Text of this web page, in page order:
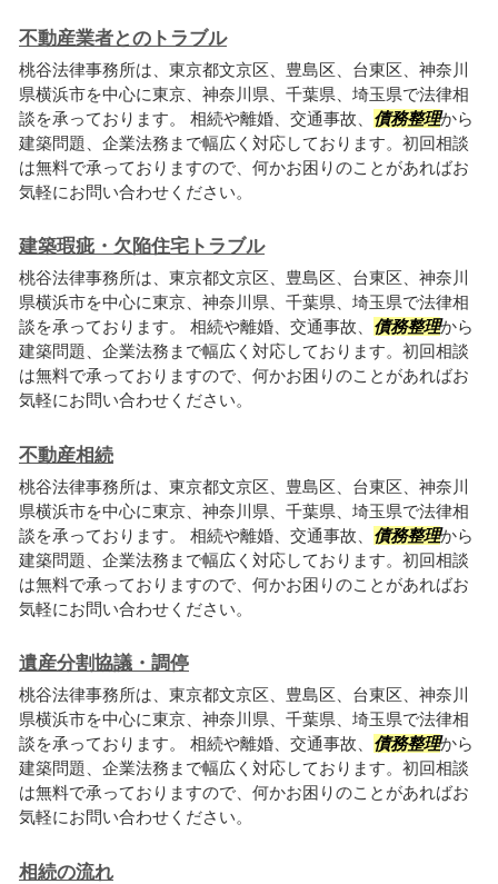
不動産業者とのトラブル
桃谷法律事務所は、東京都文京区、豊島区、台東区、神奈川
県横浜市を中心に東京、神奈川県、千葉県、埼玉県で法律相
談を承っております。 相続や離婚、交通事故、 債務整理から
建築問題、企業法務まで幅広く対応しております。初回相談
は無料で承っておりますので、何かお困りのことがあればお
気軽にお問い合わせください。
建築瑕疵・欠陥住宅トラブル
桃谷法律事務所は、東京都文京区、豊島区、台東区、神奈川
県横浜市を中心に東京、神奈川県、千葉県、埼玉県で法律相
談を承っております。 相続や離婚、交通事故、 債務整理から
建築問題、企業法務まで幅広く対応しております。初回相談
は無料で承っておりますので、何かお困りのことがあればお
気軽にお問い合わせください。
不動産相続
桃谷法律事務所は、東京都文京区、豊島区、台東区、神奈川
県横浜市を中心に東京、神奈川県、千葉県、埼玉県で法律相
談を承っております。 相続や離婚、交通事故、 債務整理から
建築問題、企業法務まで幅広く対応しております。初回相談
は無料で承っておりますので、何かお困りのことがあればお
気軽にお問い合わせください。
遺産分割協議・調停
桃谷法律事務所は、東京都文京区、豊島区、台東区、神奈川
県横浜市を中心に東京、神奈川県、千葉県、埼玉県で法律相
談を承っております。 相続や離婚、交通事故、 債務整理から
建築問題、企業法務まで幅広く対応しております。初回相談
は無料で承っておりますので、何かお困りのことがあればお
気軽にお問い合わせください。
相続の流れ